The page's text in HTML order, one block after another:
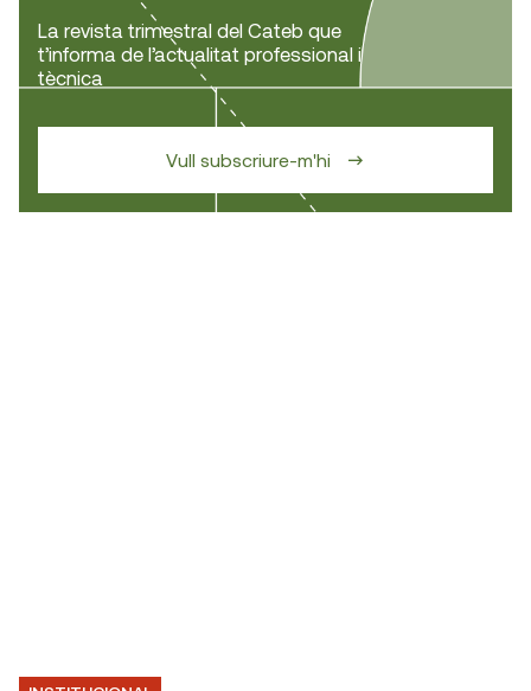
La revista trimestral del Cateb que
t’informa de l’actualitat professional i
tècnica
Vull subscriure-m'hi